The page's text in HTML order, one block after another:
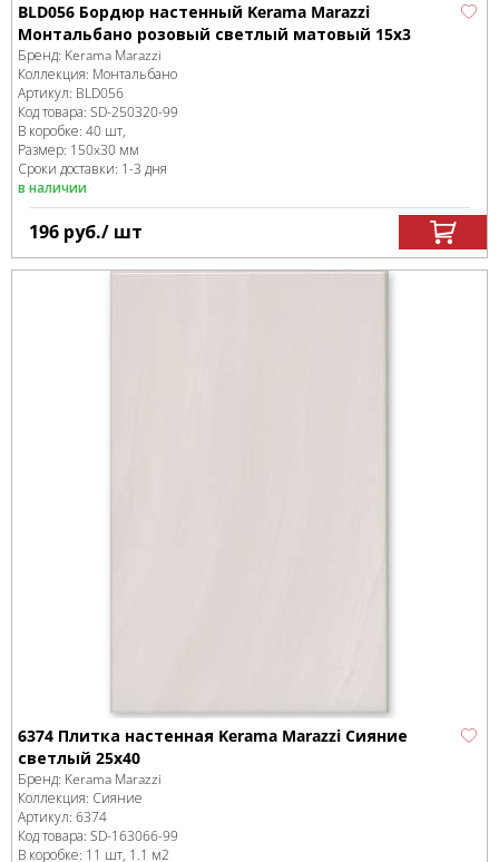
BLD056 Бордюр настенный Kerama Marazzi
Монтальбано розовый светлый матовый 15x3
Бренд: Kerama Marazzi
Коллекция: Монтальбано
Артикул: BLD056
Код товара: SD-250320-99
В коробке: 40 шт,
Размер: 150x30 мм
Сроки доставки: 1-3 дня
в наличии
196 руб./ шт
6374 Плитка настенная Kerama Marazzi Сияние
светлый 25x40
Бренд: Kerama Marazzi
Коллекция: Сияние
Артикул: 6374
Код товара: SD-163066-99
В коробке: 11 шт, 1.1 м2